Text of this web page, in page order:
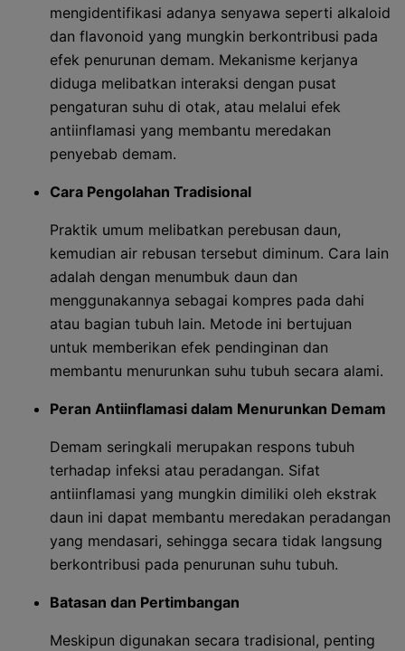
mengidentifikasi adanya senyawa seperti alkaloid
dan flavonoid yang mungkin berkontribusi pada
efek penurunan demam. Mekanisme kerjanya
diduga melibatkan interaksi dengan pusat
pengaturan suhu di otak, atau melalui efek
antiinflamasi yang membantu meredakan
penyebab demam.
Cara Pengolahan Tradisional
Praktik umum melibatkan perebusan daun,
kemudian air rebusan tersebut diminum. Cara lain
adalah dengan menumbuk daun dan
menggunakannya sebagai kompres pada dahi
atau bagian tubuh lain. Metode ini bertujuan
untuk memberikan efek pendinginan dan
membantu menurunkan suhu tubuh secara alami.
Peran Antiinflamasi dalam Menurunkan Demam
Demam seringkali merupakan respons tubuh
terhadap infeksi atau peradangan. Sifat
antiinflamasi yang mungkin dimiliki oleh ekstrak
daun ini dapat membantu meredakan peradangan
yang mendasari, sehingga secara tidak langsung
berkontribusi pada penurunan suhu tubuh.
Batasan dan Pertimbangan
Meskipun digunakan secara tradisional, penting